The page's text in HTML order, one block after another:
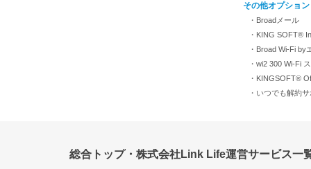
その他オプション
・Broadメール
・KING SOFT®
・Broad Wi-Fi by
・wi2 300 Wi-Fi
・KINGSOFT®
・いつでも解約
総合トップ・株式会社Link Life運営サービス一